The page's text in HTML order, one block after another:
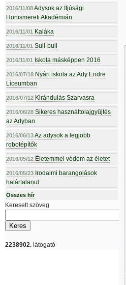
2016/11/08Adysok az Ifjúsági
Honismereti Akadémián
2016/11/01 Kaláka
2016/11/01 Suli-buli
2016/11/01 Iskola másképpen 2016
2016/07/18 Nyári iskola az Ady Endre
Líceumban
2016/07/12 Kirándulás Szarvasra
2016/06/28 Sikeres használtolajgyűjtés
az Adyban
2016/06/13Az adysok a legjobb
robotépítők
2016/05/12 Életemmel védem az életet
2016/05/23 Irodalmi barangolások
határtalanul
Összes hír
Keresett szöveg
2238902. látogató